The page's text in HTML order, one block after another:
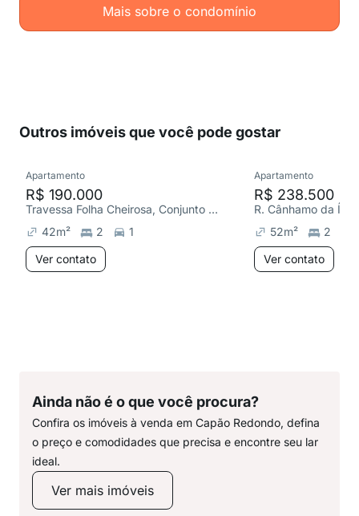
Mais sobre o condomínio
Outros imóveis que você pode gostar
Apartamento
R$ 190.000
Travessa Folha Cheirosa, Conjunto Habitacional Instituto Adventista
42m² 2
1
Ver contato
Apartamento
R$ 238.500
52m² 2
Ver contato
Ainda não é o que você procura?
Confira os imóveis à venda em Capão Redondo, defina
o preço e comodidades que precisa e encontre seu lar
ideal.
Ver mais imóveis